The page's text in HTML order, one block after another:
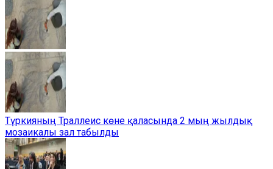
Түркияның Траллеис көне қаласында 2 мың жылдық
мозаикалы зал табылды